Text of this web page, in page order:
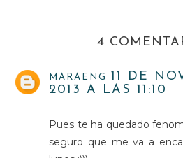
4
MARAENG
11 DE
2013 A LAS 11:10
Pues te ha quedado
seguro que me va a